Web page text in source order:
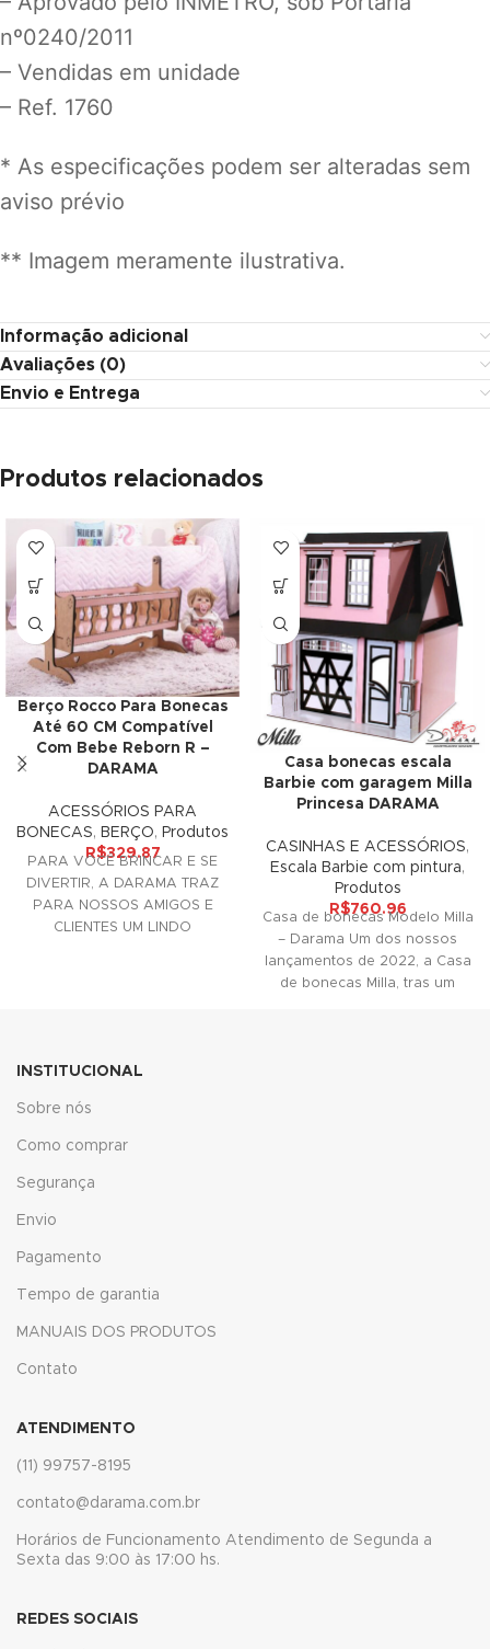
panel
panel
panel
panel
Panel
oku
Panel
panel
Oku
panel
panel
panel
panel
nº0240/2011
– Vendidas em unidade
– Ref. 1760
* As especificações podem ser alteradas sem
aviso prévio
** Imagem meramente ilustrativa.
Informação adicional
Avaliações (0)
Envio e Entrega
Produtos relacionados
Berço Rocco Para Bonecas
Até 60 CM Compatível
Com Bebe Reborn R –
DARAMA
ACESSÓRIOS PARA
BONECAS, BERÇO, Produtos
R$329.87
PARA VOCÊ BRINCAR E SE
DIVERTIR, A DARAMA TRAZ
PARA NOSSOS AMIGOS E
CLIENTES UM LINDO
Casa bonecas escala
Barbie com garagem Milla
Princesa DARAMA
CASINHAS E ACESSÓRIOS,
Escala Barbie com pintura,
Produtos
R$760.96
Casa de bonecas Modelo Milla
– Darama Um dos nossos
lançamentos de 2022, a Casa
de bonecas Milla, tras um
INSTITUCIONAL
Sobre nós
Como comprar
Segurança
Envio
Pagamento
Tempo de garantia
MANUAIS DOS PRODUTOS
Contato
ATENDIMENTO
(11) 99757-8195
contato@darama.com.br
Horários de Funcionamento Atendimento de Segunda a
Sexta das 9:00 às 17:00 hs.
REDES SOCIAIS